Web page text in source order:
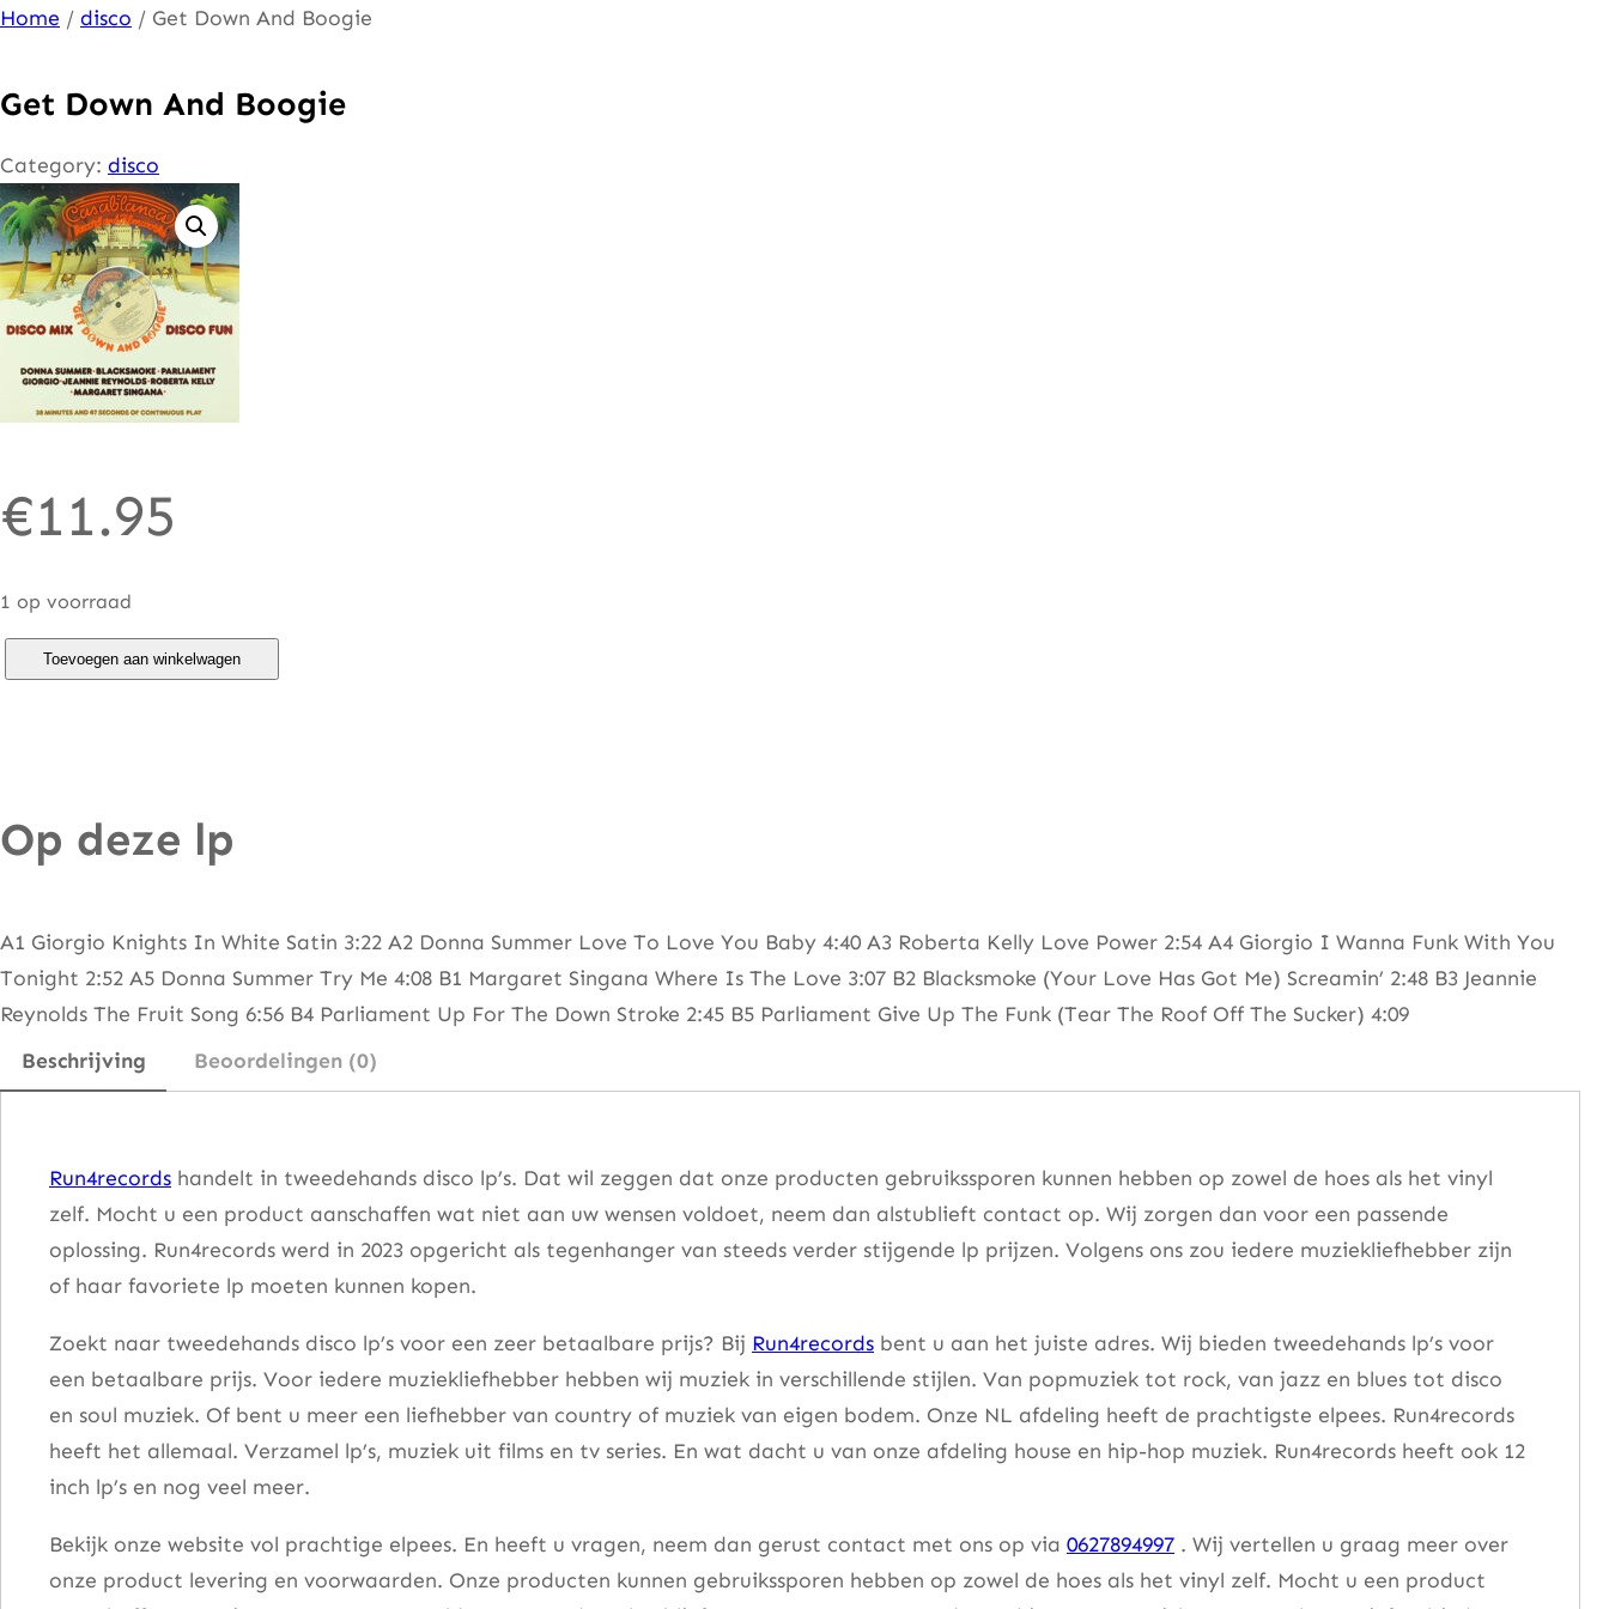
Ga
de
inhoud
Home / disco / Get Down And Boogie
Get Down And Boogie
Category: disco
€11.95
1 op voorraad
w
n
d
B
o
Toevoegen aan winkelwagen
Op deze lp
A1 Giorgio Knights In White Satin 3:22 A2 Donna Summer Love To Love You Baby 4:40 A3 Roberta Kelly Love Power 2:54 A4 Giorgio I Wanna Funk With You
Tonight 2:52 A5 Donna Summer Try Me 4:08 B1 Margaret Singana Where Is The Love 3:07 B2 Blacksmoke (Your Love Has Got Me) Screamin’ 2:48 B3 Jeannie
Reynolds The Fruit Song 6:56 B4 Parliament Up For The Down Stroke 2:45 B5 Parliament Give Up The Funk (Tear The Roof Off The Sucker) 4:09
Beschrijving
Beoordelingen (0)
Run4records handelt in tweedehands disco lp’s. Dat wil zeggen dat onze producten gebruikssporen kunnen hebben op zowel de hoes als het vinyl
zelf. Mocht u een product aanschaffen wat niet aan uw wensen voldoet, neem dan alstublieft contact op. Wij zorgen dan voor een passende
oplossing. Run4records werd in 2023 opgericht als tegenhanger van steeds verder stijgende lp prijzen. Volgens ons zou iedere muziekliefhebber zijn
of haar favoriete lp moeten kunnen kopen.
Zoekt naar tweedehands disco lp’s voor een zeer betaalbare prijs? Bij Run4records bent u aan het juiste adres. Wij bieden tweedehands lp’s voor
een betaalbare prijs. Voor iedere muziekliefhebber hebben wij muziek in verschillende stijlen. Van popmuziek tot rock, van jazz en blues tot disco
en soul muziek. Of bent u meer een liefhebber van country of muziek van eigen bodem. Onze NL afdeling heeft de prachtigste elpees. Run4records
heeft het allemaal. Verzamel lp’s, muziek uit films en tv series. En wat dacht u van onze afdeling house en hip-hop muziek. Run4records heeft ook 12
inch lp’s en nog veel meer.
Bekijk onze website vol prachtige elpees. En heeft u vragen, neem dan gerust contact met ons op via 0627894997 . Wij vertellen u graag meer over
onze product levering en voorwaarden. Onze producten kunnen gebruikssporen hebben op zowel de hoes als het vinyl zelf. Mocht u een product